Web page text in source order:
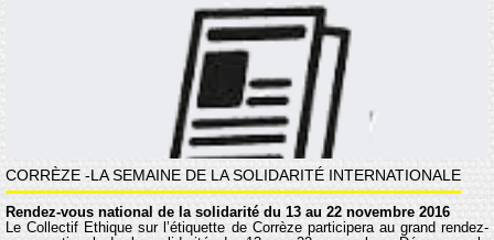
CORRÈZE -LA SEMAINE DE LA SOLIDARITÉ INTERNATIONALE
Rendez-vous national de la solidarité du 13 au 22 novembre 2016
Le Collectif Ethique sur l’étiquette de Corrèze participera au grand rendez-